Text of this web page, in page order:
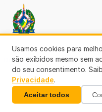
Diário Oficial de RO
Usamos cookies para
são exibidos mesmo sem
do seu consentimento.
Privacidade.
Aceitar todos